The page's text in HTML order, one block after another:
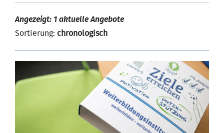
Angezeigt: 1 aktuelle Angebote
Sortierung: chronologisch